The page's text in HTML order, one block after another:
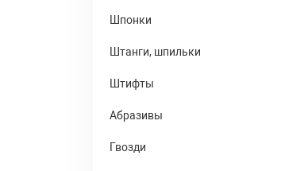
Шпонки
Штанги, шпильки
Штифты
Абразивы
Гвозди